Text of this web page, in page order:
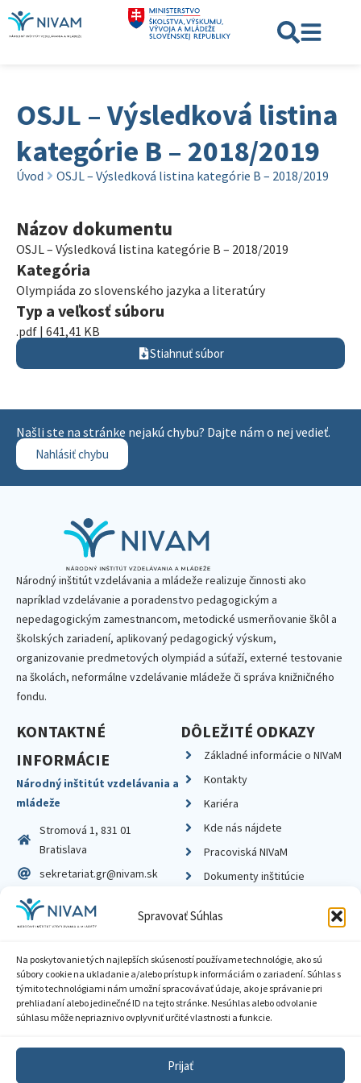
Spravovať Súhlas
Na poskytovanie tých najlepších skúseností používame technológie, ako sú
súbory cookie na ukladanie a/alebo prístup k informáciám o zariadení. Súhlas s
týmito technológiami nám umožní spracovávať údaje, ako je správanie pri
prehliadaní alebo jedinečné ID na tejto stránke. Nesúhlas alebo odvolanie
súhlasu môže nepriaznivo ovplyvniť určité vlastnosti a funkcie.
Prijať
OSJL – Výsledková listina
kategórie B – 2018/2019
Úvod OSJL – Výsledková listina kategórie B – 2018/2019
Názov dokumentu
OSJL – Výsledková listina kategórie B – 2018/2019
Kategória
Olympiáda zo slovenského jazyka a literatúry
Typ a veľkosť súboru
.pdf | 641,41 KB
Stiahnuť súbor
Našli ste na stránke nejakú chybu? Dajte nám o nej vedieť.
Nahlásiť chybu
Národný inštitút vzdelávania a mládeže realizuje činnosti ako
napríklad vzdelávanie a poradenstvo pedagogickým a
nepedagogickým zamestnancom, metodické usmerňovanie škôl a
školských zariadení, aplikovaný pedagogický výskum,
organizovanie predmetových olympiád a súťaží, externé testovanie
na školách, neformálne vzdelávanie mládeže či správa knižničného
fondu.
KONTAKTNÉ
INFORMÁCIE
Národný inštitút vzdelávania a
mládeže
Stromová 1, 831 01
Bratislava
sekretariat.gr@nivam.sk
IČO: 00164348
DIČ: 2020798714
DÔLEŽITÉ ODKAZY
Základné informácie o NIVaM
Kontakty
Kariéra
Kde nás nájdete
Pracoviská NIVaM
Dokumenty inštitúcie
Zásady ochrany súkromia
Sprístupnenie informácií